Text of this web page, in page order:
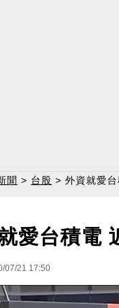
聞 > 台股 > 外資就愛
愛台積電
07/21 17:50